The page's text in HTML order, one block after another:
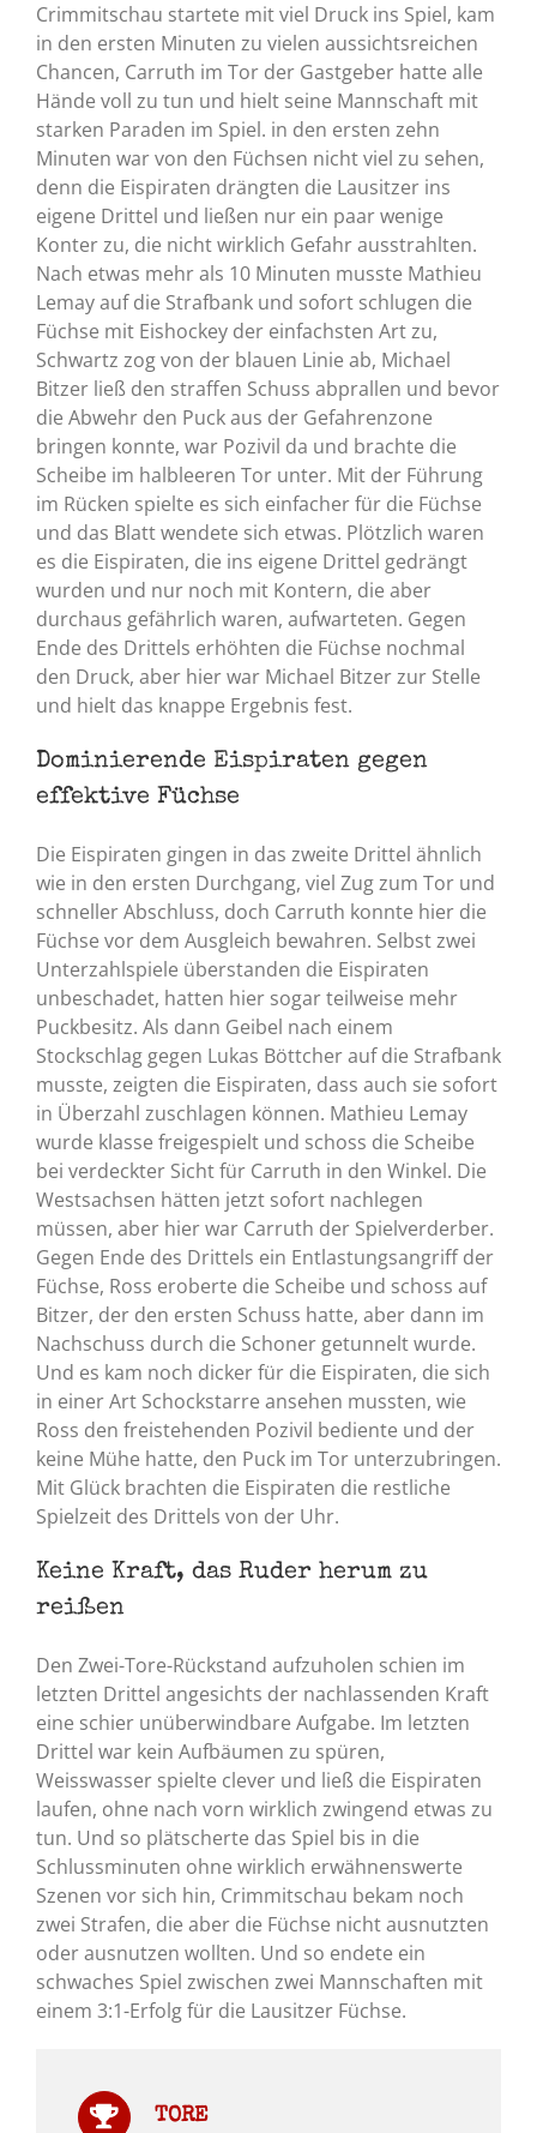
Crimmitschau startete mit viel Druck ins Spiel, kam
in den ersten Minuten zu vielen aussichtsreichen
Chancen, Carruth im Tor der Gastgeber hatte alle
Hände voll zu tun und hielt seine Mannschaft mit
starken Paraden im Spiel. in den ersten zehn
Minuten war von den Füchsen nicht viel zu sehen,
denn die Eispiraten drängten die Lausitzer ins
eigene Drittel und ließen nur ein paar wenige
Konter zu, die nicht wirklich Gefahr ausstrahlten.
Nach etwas mehr als 10 Minuten musste Mathieu
Lemay auf die Strafbank und sofort schlugen die
Füchse mit Eishockey der einfachsten Art zu,
Schwartz zog von der blauen Linie ab, Michael
Bitzer ließ den straffen Schuss abprallen und bevor
die Abwehr den Puck aus der Gefahrenzone
bringen konnte, war Pozivil da und brachte die
Scheibe im halbleeren Tor unter. Mit der Führung
im Rücken spielte es sich einfacher für die Füchse
und das Blatt wendete sich etwas. Plötzlich waren
es die Eispiraten, die ins eigene Drittel gedrängt
wurden und nur noch mit Kontern, die aber
durchaus gefährlich waren, aufwarteten. Gegen
Ende des Drittels erhöhten die Füchse nochmal
den Druck, aber hier war Michael Bitzer zur Stelle
und hielt das knappe Ergebnis fest.
Dominierende Eispiraten gegen
effektive Füchse
Die Eispiraten gingen in das zweite Drittel ähnlich
wie in den ersten Durchgang, viel Zug zum Tor und
schneller Abschluss, doch Carruth konnte hier die
Füchse vor dem Ausgleich bewahren. Selbst zwei
Unterzahlspiele überstanden die Eispiraten
unbeschadet, hatten hier sogar teilweise mehr
Puckbesitz. Als dann Geibel nach einem
Stockschlag gegen Lukas Böttcher auf die Strafbank
musste, zeigten die Eispiraten, dass auch sie sofort
in Überzahl zuschlagen können. Mathieu Lemay
wurde klasse freigespielt und schoss die Scheibe
bei verdeckter Sicht für Carruth in den Winkel. Die
Westsachsen hätten jetzt sofort nachlegen
müssen, aber hier war Carruth der Spielverderber.
Gegen Ende des Drittels ein Entlastungsangriff der
Füchse, Ross eroberte die Scheibe und schoss auf
Bitzer, der den ersten Schuss hatte, aber dann im
Nachschuss durch die Schoner getunnelt wurde.
Und es kam noch dicker für die Eispiraten, die sich
in einer Art Schockstarre ansehen mussten, wie
Ross den freistehenden Pozivil bediente und der
keine Mühe hatte, den Puck im Tor unterzubringen.
Mit Glück brachten die Eispiraten die restliche
Spielzeit des Drittels von der Uhr.
Keine Kraft, das Ruder herum zu
reißen
Den Zwei-Tore-Rückstand aufzuholen schien im
letzten Drittel angesichts der nachlassenden Kraft
eine schier unüberwindbare Aufgabe. Im letzten
Drittel war kein Aufbäumen zu spüren,
Weisswasser spielte clever und ließ die Eispiraten
laufen, ohne nach vorn wirklich zwingend etwas zu
tun. Und so plätscherte das Spiel bis in die
Schlussminuten ohne wirklich erwähnenswerte
Szenen vor sich hin, Crimmitschau bekam noch
zwei Strafen, die aber die Füchse nicht ausnutzten
oder ausnutzen wollten. Und so endete ein
schwaches Spiel zwischen zwei Mannschaften mit
einem 3:1-Erfolg für die Lausitzer Füchse.
TORE